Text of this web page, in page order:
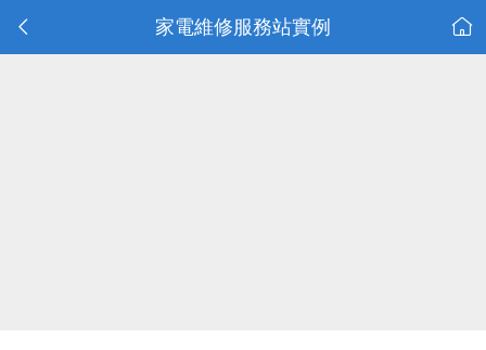
家電維修服務站實例